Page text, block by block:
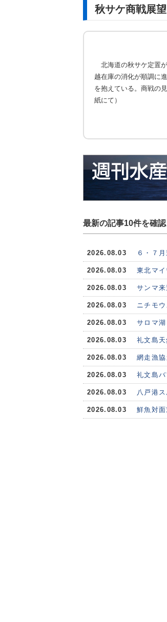
秋サケ商戦展
北海道の秋サケ定置
越在庫の消化が順調に
を抱えている。商戦の
紙にて）
最新の記事10件を確認
2026.08.03 ６・７
2026.08.03 東北マ
2026.08.03 サンマ
2026.08.03 ニチモ
2026.08.03 サロマ
2026.08.03 礼文島
2026.08.03 網走漁
2026.08.03 礼文島
2026.08.03 八戸港
2026.08.03 鮮魚対